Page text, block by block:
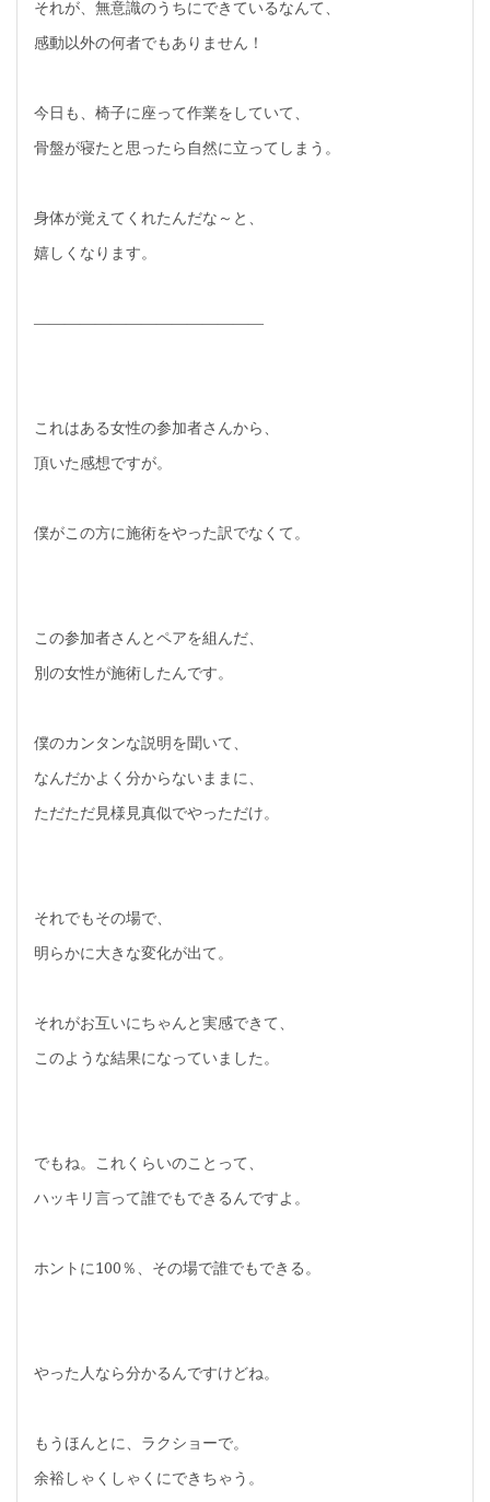
それが、無意識のうちにできているなんて、
感動以外の何者でもありません！
今日も、椅子に座って作業をしていて、
骨盤が寝たと思ったら自然に立ってしまう。
身体が覚えてくれたんだな～と、
嬉しくなります。
―――――――――――――――
これはある女性の参加者さんから、
頂いた感想ですが。
僕がこの方に施術をやった訳でなくて。
この参加者さんとペアを組んだ、
別の女性が施術したんです。
僕のカンタンな説明を聞いて、
なんだかよく分からないままに、
ただただ見様見真似でやっただけ。
それでもその場で、
明らかに大きな変化が出て。
それがお互いにちゃんと実感できて、
このような結果になっていました。
でもね。これくらいのことって、
ハッキリ言って誰でもできるんですよ。
ホントに100％、その場で誰でもできる。
やった人なら分かるんですけどね。
もうほんとに、ラクショーで。
余裕しゃくしゃくにできちゃう。